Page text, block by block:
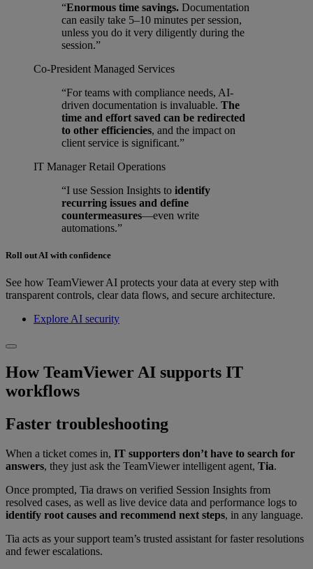
“Enormous time savings. Documentation
can easily take 5–10 minutes per session,
unless you do it very diligently during the
session.”
Co-President Managed Services
“For teams with compliance needs, AI-
driven documentation is invaluable. The
time and effort saved can be redirected
to other efficiencies, and the impact on
client service is significant.”
IT Manager Retail Operations
“I use Session Insights to identify
recurring issues and define
countermeasures—even write
automations.”
Roll out AI with confidence
See how TeamViewer AI protects your data at every step with
transparent controls, clear data flows, and secure architecture.
Explore AI security
How TeamViewer AI supports IT
workflows
Faster troubleshooting
When a ticket comes in, IT supporters don’t have to search for
answers, they just ask the TeamViewer intelligent agent, Tia.
Once prompted, Tia draws on verified Session Insights from
resolved cases, as well as live device data and performance logs to
identify root causes and recommend next steps, in any language.
Tia acts as your support team’s trusted assistant for faster resolutions
and fewer escalations.